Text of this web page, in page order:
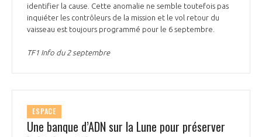
identifier la cause. Cette anomalie ne semble toutefois pas
inquiéter les contrôleurs de la mission et le vol retour du
vaisseau est toujours programmé pour le 6 septembre.
TF1 Info du 2 septembre
ESPACE
Une banque d’ADN sur la Lune pour préserver